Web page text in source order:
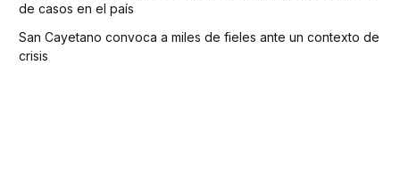
de casos en el país
San Cayetano convoca a miles de fieles ante un contexto de
crisis